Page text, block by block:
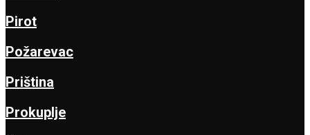
Pirot
Požarevac
Priština
Prokuplje